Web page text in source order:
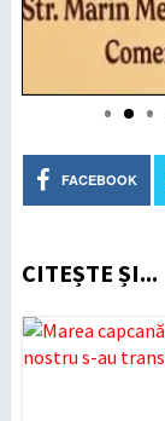
FACEBOOK
CITEȘTE ȘI...